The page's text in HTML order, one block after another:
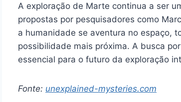
A exploração de Marte continua a ser
propostas por pesquisadores como
a humanidade se aventura no espaço,
possibilidade mais próxima. A busca
essencial para o futuro da exploração
Fonte: unexplained-mysteries.com